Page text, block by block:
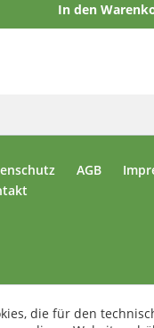
In den
AGB
die für den